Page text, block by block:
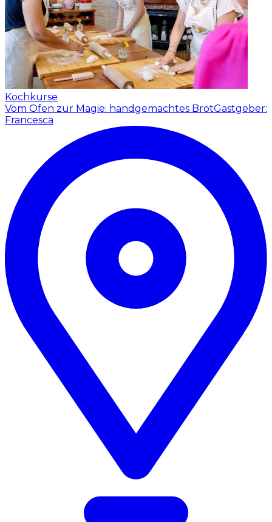
Kochkurse
Vom Ofen zur Magie: handgemachtes BrotGastgeber:
Francesca